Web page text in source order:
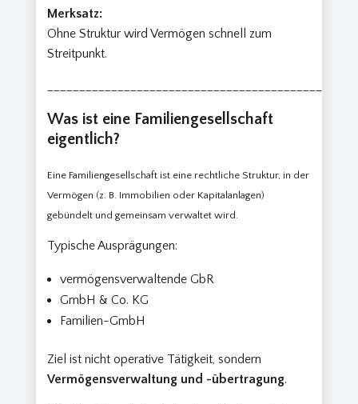
Merksatz:
Ohne Struktur wird Vermögen schnell zum
Streitpunkt.
Was ist eine Familiengesellschaft
eigentlich?
Eine Familiengesellschaft ist eine rechtliche Struktur, in der
Vermögen (z. B. Immobilien oder Kapitalanlagen)
gebündelt und gemeinsam verwaltet wird.
Typische Ausprägungen:
vermögensverwaltende GbR
GmbH & Co. KG
Familien-GmbH
Ziel ist nicht operative Tätigkeit, sondern
Vermögensverwaltung und -übertragung.